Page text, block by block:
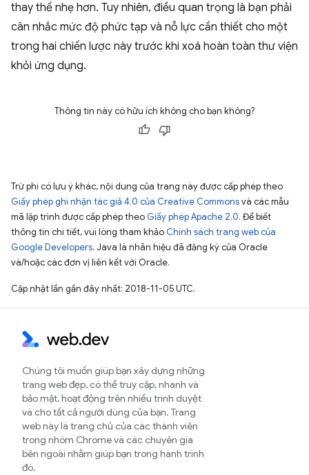
thay thế nhẹ hơn. Tuy nhiên, điều quan trọng là bạn phải
cân nhắc mức độ phức tạp và nỗ lực cần thiết cho một
trong hai chiến lược này trước khi xoá hoàn toàn thư viện
khỏi ứng dụng.
Thông tin này có hữu ích không cho bạn không?
Trừ phi có lưu ý khác, nội dung của trang này được cấp phép theo
Giấy phép ghi nhận tác giả 4.0 của Creative Commonsvà các mẫu
mã lập trình được cấp phép theo Giấy phép Apache 2.0. Để biết
thông tin chi tiết, vui lòng tham khảo Chính sách trang web của
Google Developers. Java là nhãn hiệu đã đăng ký của Oracle
và/hoặc các đơn vị liên kết với Oracle.
Cập nhật lần gần đây nhất: 2018-11-05 UTC.
Chúng tôi muốn giúp bạn xây dựng những
trang web đẹp, có thể truy cập, nhanh và
bảo mật, hoạt động trên nhiều trình duyệt
và cho tất cả người dùng của bạn. Trang
web này là trang chủ của các thành viên
trong nhóm Chrome và các chuyên gia
bên ngoài nhằm giúp bạn trong hành trình
đó.